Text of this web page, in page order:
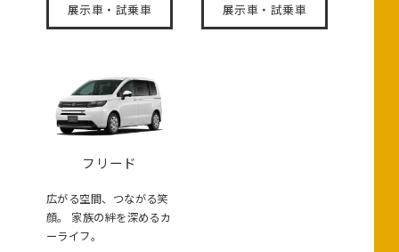
展示車・試乗車 展示車・試乗車
フリード
広がる空間、つながる笑
顔。 家族の絆を深めるカ
ーライフ。